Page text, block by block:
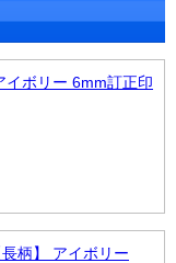
イボリー 6mm訂正印
柄】 アイボリー